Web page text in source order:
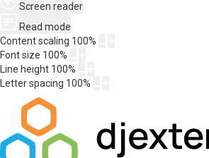
Screen reader
Read mode
Content scaling 100%
Font size 100%
Line height 100%
Letter spacing 100%